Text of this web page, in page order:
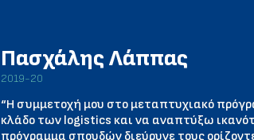
Πασχάλης Λάππας
2019-20
“Η συμμετοχή μου στο μεταπτυχιακό
κλάδο των logistics και να αναπτύξω
πρόγραμμα σπουδών διεύρυνε τους